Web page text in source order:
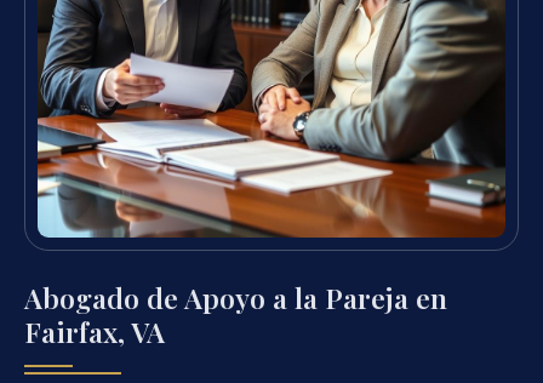
Abogado de Apoyo a la Pareja en
Fairfax, VA